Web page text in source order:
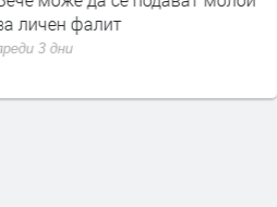
личен фалит
3 дни